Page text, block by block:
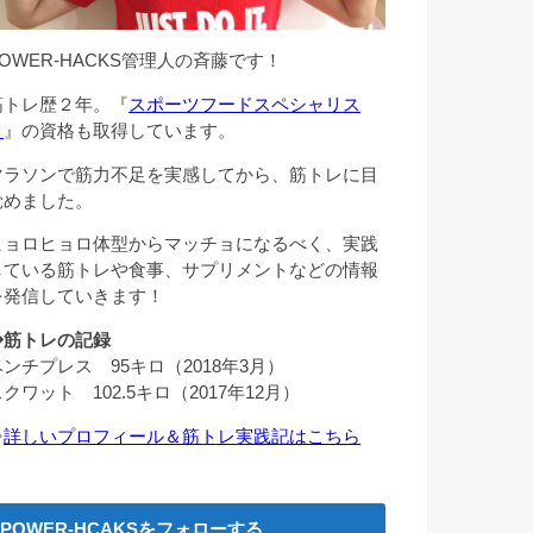
HACKS管理人の斉藤です！
トレ歴２年。『スポーツフードスペシャリス
』の資格も取得しています。
ラソンで筋力不足を実感してから、筋トレに目
ました。
ョロヒョロ体型からマッチョになるべく、実践
ている筋トレや食事、サプリメントなどの情報
信していきます！
トレの記録
ンチプレス 95キロ（2018年3月）
クワット 102.5キロ（2017年12月）
詳しいプロフィール＆筋トレ実践記はこちら
POWER-HCAKSをフォローする